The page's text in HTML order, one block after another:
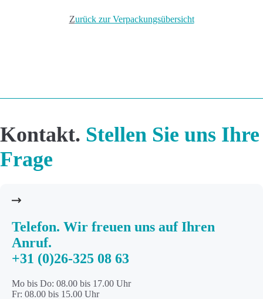
Zurück zur Verpackungsübersicht
Kontakt. Stellen Sie uns Ihre
Frage
Telefon. Wir freuen uns auf Ihren
Anruf.
+31 (0)26-325 08 63
Mo bis Do: 08.00 bis 17.00 Uhr
Fr: 08.00 bis 15.00 Uhr